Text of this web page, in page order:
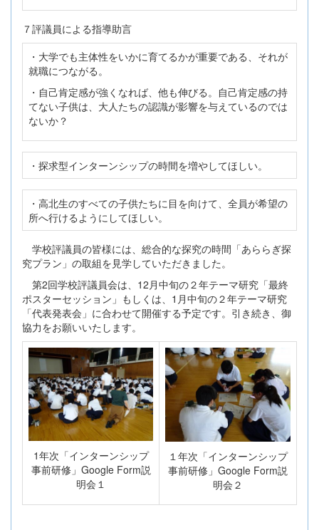
７評議員による指導助言
・大学でも主体性をいかに育てるかが重要である、それが
就職につながる。
・自己肯定感が強くなれば、他も伸びる。自己肯定感の持
てない子供は、大人たちの認識が影響を与えているのでは
ないか？
・探求型インターンシップの時間を増やしてほしい。
・高北生のすべての子供たちに目を向けて、全員が希望の
所へ行けるようにしてほしい。
学校評議員の皆様には、総合的な探究の時間「あららぎ探
究プラン」の取組を見学していただきました。
第2回学校評議員会は、12月中旬の２年テーマ研究「最終
ポスターセッション」もしくは、1月中旬の２年テーマ研究
「代表発表会」に合わせて開催する予定です。引き続き、御
協力をお願いいたします。
1年次「インターンシップ
事前研修」Google Form説
明会１
１年次「インターンシップ
事前研修」Google Form説
明会２